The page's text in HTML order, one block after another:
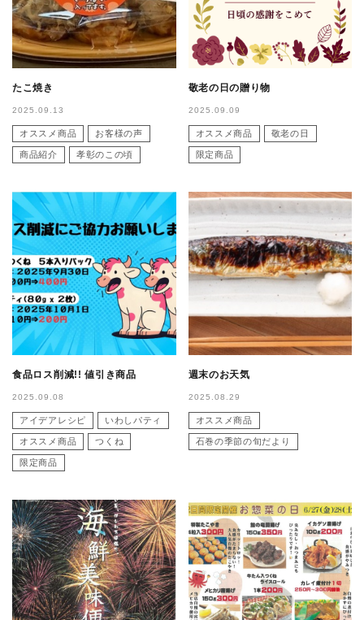
たこ焼き
2025.09.13
オススメ商品 お客様の声
商品紹介 孝彰のこの頃
敬老の日の贈り物
2025.09.09
オススメ商品 敬老の日
限定商品
食品ロス削減!! 値引き商品
2025.09.08
アイデアレシピ いわしパティ
オススメ商品 つくね
限定商品
週末のお天気
2025.08.29
オススメ商品
石巻の季節の旬だより